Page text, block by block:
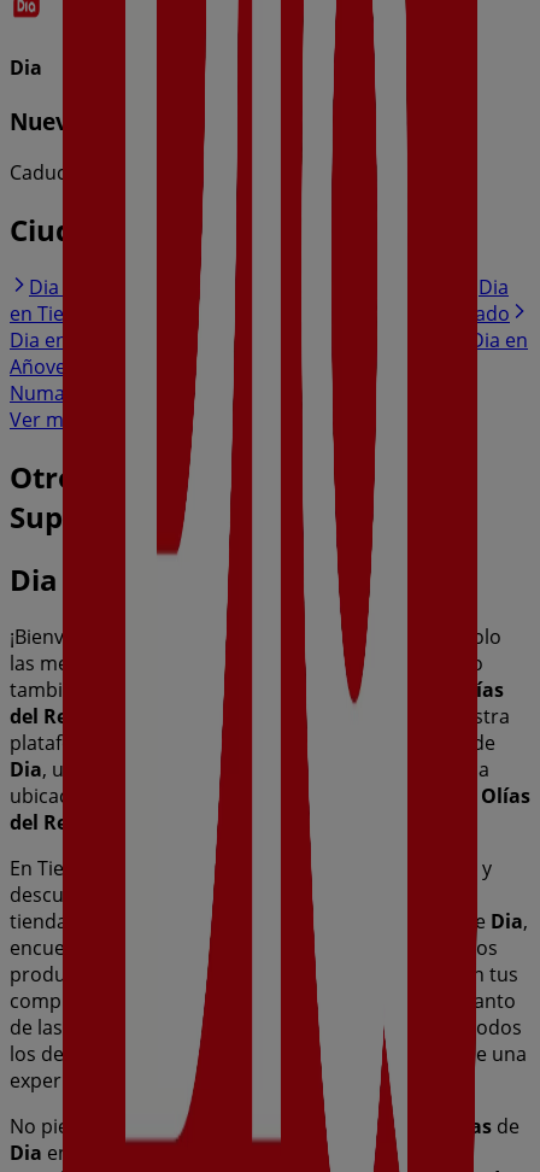
Dia
Nueva Calidad Dia del 05/08 al 11/08
Caduca el 11/8
Ciudades con tiendas de Dia
Dia en Mocejón
Dia
en Tiemblo
Dia en Recas
Dia en Cedillo del Condado
Dia en Argés
Dia en Nambroca
Dia en
Añover de Tajo
Dia en Chozas de Canales
Numancia de la Sagra
Ver más ciudades
Otros negocios de Hiper-
Supermercados en Olías del Rey
Dia
¡Bienvenido a Tiendeo! Aquí puedes encontrar no solo
las mejores
catálogos y promociones
, sino
también descubrir las tiendas más populares en
Olías
del Rey
agosto de 2026
, en nuestra
plataforma podrás conocer las últimas novedades de
Dia, una de las marcas más reconocidas, así como la
ubicación y detalles de las tiendas más cercanas en Olías
del Rey
En Tiendeo, no solo tendrás acceso a
y
descuentos, sino también a información sobre las
tiendas físicas de tu ciudad. Explora los catálogos de Dia,
encuentra las tiendas en
Olías del Rey
y descubre los
productos con grandes descuentos para ahorrar en tus
compras este
. Además, te mantenemos al tanto
de las ubicaciones exactas, horarios de atención y todos
los detalles necesarios para que puedas disfrutar de una
experiencia de compra completa en
Olías del Rey
No pierdas la oportunidad de aprovechar las
ofertas de
Dia en las tiendas de
y mantente